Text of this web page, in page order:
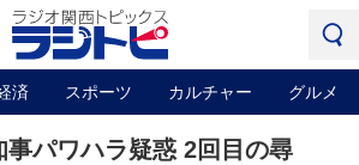
済 スポーツ カルチャー グルメ
事パワハラ疑惑 2回目の尋